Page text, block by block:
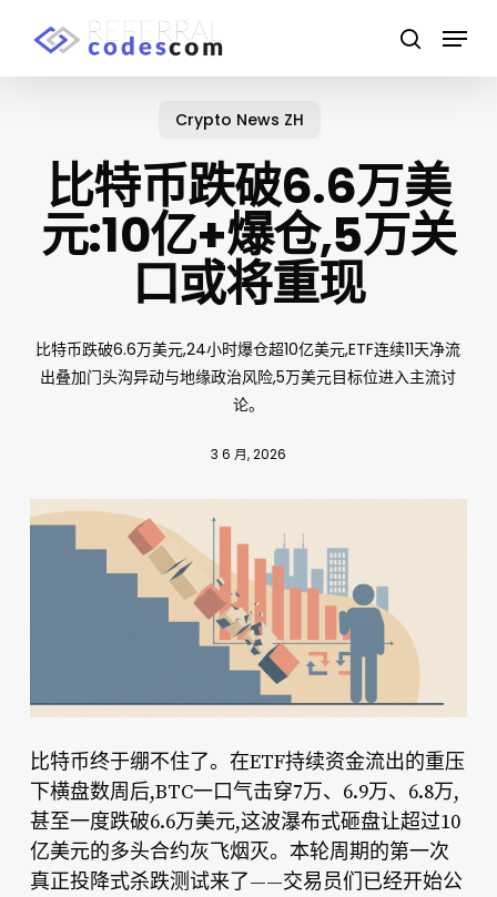
search
Menu
Crypto News ZH
比特币跌破6.6万美
元:10亿+爆仓,5万关
口或将重现
比特币跌破6.6万美元,24小时爆仓超10亿美元,ETF连续11天净流
出叠加门头沟异动与地缘政治风险,5万美元目标位进入主流讨
论。
3 6 月, 2026
比特币终于绷不住了。在ETF持续资金流出的重压
下横盘数周后,BTC一口气击穿7万、6.9万、6.8万,
甚至一度跌破6.6万美元,这波瀑布式砸盘让超过10
亿美元的多头合约灰飞烟灭。本轮周期的第一次
真正投降式杀跌测试来了——交易员们已经开始公